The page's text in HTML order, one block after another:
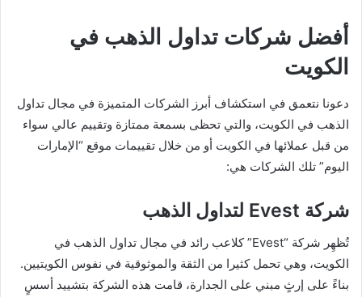
أفضل شركات تداول الذهب في
الكويت
دعونا نتعمق في استكشاف أبرز الشركات المتميزة في مجال تداول
الذهب في الكويت، والتي تحظى بسمعة ممتازة وتقييم عالي سواء
من قبل عملائها في الكويت أو من خلال تقييمات موقع “الإمارات
اليوم” تلك الشركات هي:
شركة Evest لتداول الذهب
تُظهِر شركة “Evest” كلاعب رائد في مجال تداول الذهب في
الكويت، وهي تحمل كثيرا من الثقة والموثوقية في نفوس الكويتيين.
بناءً على إرثٍ مبني على الجدارة، قامت هذه الشركة بتشييد أسسٍ